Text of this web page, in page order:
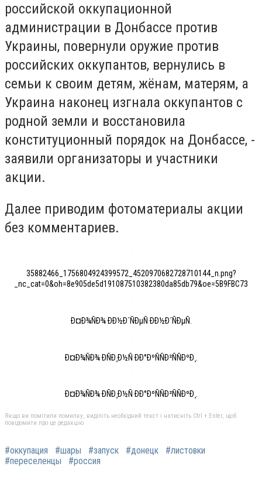
российской оккупационной
администрации в Донбассе против
Украины, повернули оружие против
российских оккупантов, вернулись в
семьи к своим детям, жёнам, матерям, а
Украина наконец изгнала оккупантов с
родной земли и восстановила
конституционный порядок на Донбассе, -
заявили организаторы и участники
акции.
Далее приводим фотоматериалы акции
без комментариев.
35882466_1756804924399572_4520970682728710144_n.png?
_nc_cat=0&oh=8e905de5d191087510382380da85db79&oe=5B9FBC73
Ð¤Ð¾ÑÐ¾ ÐÐ½Ð´ÑÐµÑ ÐÐ½Ð´ÑÐµÑ.
Ð¤Ð¾ÑÐ¾ ÐÑÐ¸Ð½Ñ ÐÐ°ÐºÑÑÐ²ÑÑÐºÐ¸.
Ð¤Ð¾ÑÐ¾ ÐÑÐ¸Ð½Ñ ÐÐ°ÐºÑÑÐ²ÑÑÐºÐ¸.
Якщо ви помітили помилку, виділіть необхідний текст і натисніть Ctrl + Enter, щоб
повідомити про це редакцію
#оккупация #шары #запуск #донецк
#листовки
#переселенцы
#россия